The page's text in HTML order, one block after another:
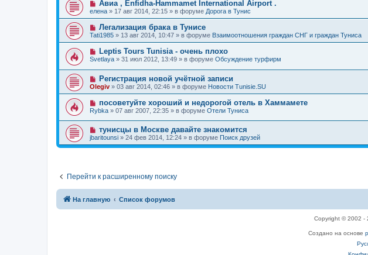
н
и
е
о
б
щ
е
н
и
е
е
с
о
о
б
щ
е
н
и
е
Н
о
в
е
с
о
б
е
и
е
Авиа , Enfidha-Hammamet International Airport .
елена » 17 авг 2014, 22:15 » в форуме Дорога в Тунис
Н
о
в
о
е
с
о
б
щ
е
н
и
Легализация брака в Тунисе
Tati1985 » 13 авг 2014, 10:47 » в форуме Взаимоотношения граждан СНГ и граждан Туниса
Н
о
в
о
е
с
б
щ
е
н
е
Leptis Tours Tunisia - очень плохо
Svetlaya » 31 июл 2012, 13:49 » в форуме Обсуждение турфирм
Н
о
в
е
с
о
щ
е
Регистрация новой учётной записи
Olegiv » 03 авг 2014, 02:46 » в форуме Новости Tunisie.SU
Н
о
в
о
е
с
о
о
н
посоветуйте хороший и недорогой отель в Хаммамете
Rybka » 07 авг 2007, 22:35 » в форуме Отели Туниса
Н
о
о
о
е
тунисцы в Москве давайте знакомится
jbaritounsi » 24 фев 2014, 12:24 » в форуме Поиск друзей
Перейти к расширенному поиску
На главную Список форумов
Copyright © 2002 -
Создано на основе